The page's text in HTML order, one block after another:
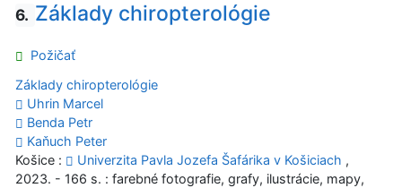
6. Základy chiropterológie
Požičať
Základy chiropterológie
Uhrin Marcel
Benda Petr
Kaňuch Peter
Košice :
Univerzita Pavla Jozefa Šafárika v Košiciach ,
2023. - 166 s. : farebné fotografie, grafy, ilustrácie, mapy,